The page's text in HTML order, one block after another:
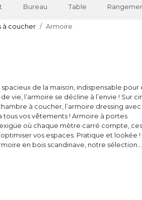
Bureau Table
à coucher Armoire
de la maison, indispensable pour
vie, l’armoire se décline à l’envie ! Sur
à coucher, l’armoire dressing avec
vos vêtements ! Armoire à portes
où chaque mètre carré compte, ces
vos espaces. Pratique et lookée !
en bois scandinave, notre sélection